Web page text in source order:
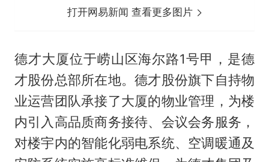
打开网易新闻 查看更多图片
德才大厦位于崂山区海尔路1号甲，是德
才股份总部所在地。德才股份旗下自持物
业运营团队承接了大厦的物业管理，为楼
内引入高品质商务接待、会议会务服务，
对楼宇内的智能化弱电系统、空调暖通及